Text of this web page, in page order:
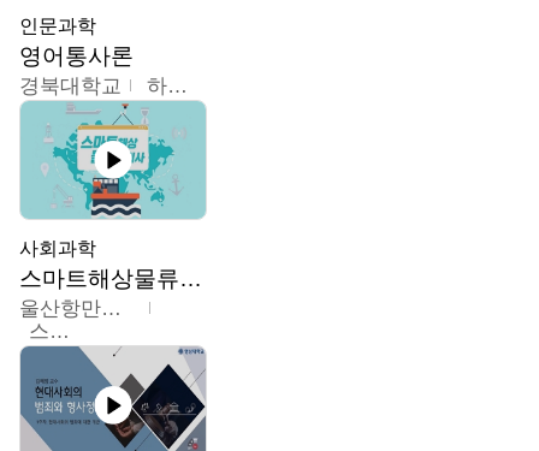
인문과학
영어통사론
경북대학교 하승완
사회과학
스마트해상물류관리사 교육과정2
울산항만공사
스마트해상물류관리사 교육위원회